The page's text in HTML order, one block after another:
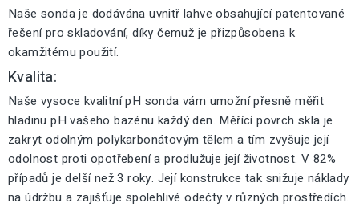
Naše sonda je dodávána uvnitř lahve obsahující patentované
řešení pro skladování, díky čemuž je přizpůsobena k
okamžitému použití.
Kvalita:
Naše vysoce kvalitní pH sonda vám umožní přesně měřit
hladinu pH vašeho bazénu každý den. Měřící povrch skla je
zakryt odolným polykarbonátovým tělem a tím zvyšuje její
odolnost proti opotřebení a prodlužuje její životnost. V 82%
případů je delší než 3 roky. Její konstrukce tak snižuje náklady
na údržbu a zajišťuje spolehlivé odečty v různých prostředích.